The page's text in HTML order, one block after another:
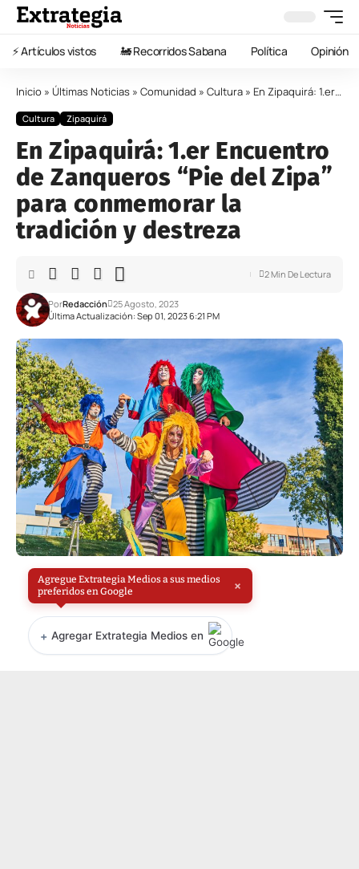
⚡️ Artículos vistos 🚂 Recorridos Sabana Política Opinión
Inicio » Últimas Noticias » Comunidad » Cultura » En Zipaquirá: 1.er Encuentro de Zanqueros “Pie del Zipa” para conmemorar la tradición y destreza
Cultura Zipaquirá
En Zipaquirá: 1.er Encuentro
de Zanqueros “Pie del Zipa”
para conmemorar la
tradición y destreza
Última Actualización: Sep 01, 2023 6:21 PM
PorRedacción 25 Agosto, 2023
2 Min De Lectura
Agregue Extrategia Medios a sus medios
preferidos en Google
×
+ Agregar Extrategia Medios en